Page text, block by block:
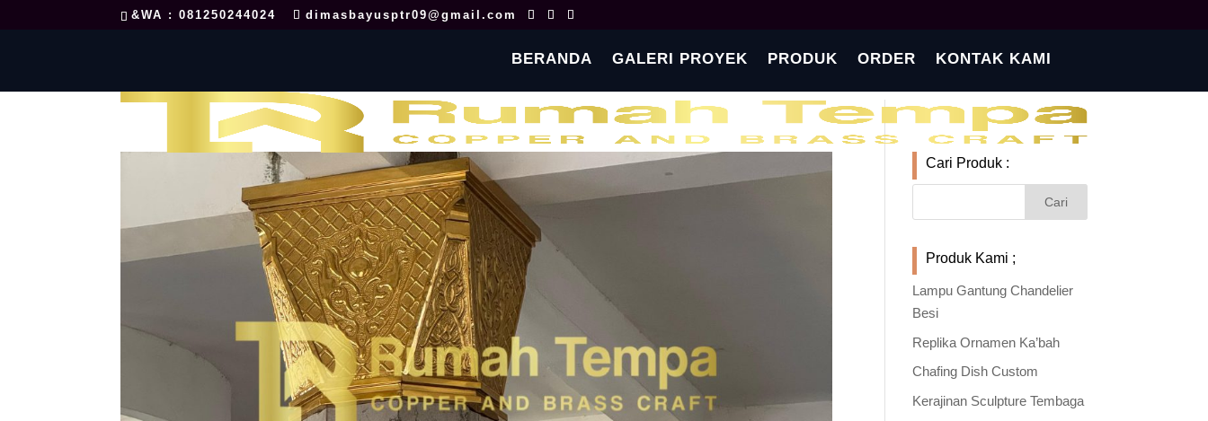
&WA : 081250244024 dimasbayusptr09@gmail.com
BERANDA GALERI PROYEK PRODUK ORDER KONTAK KAMI
Cari Produk :
Produk Kami ;
Lampu Gantung Chandelier
Besi
Replika Ornamen Ka’bah
Chafing Dish Custom
Kerajinan Sculpture Tembaga